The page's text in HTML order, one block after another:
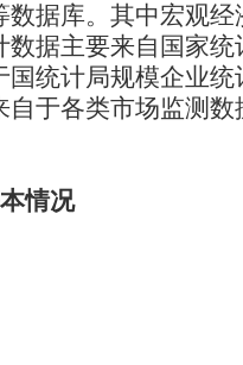
据库。其中宏观
数据主要来自国家
统计局规模企业
于各类市场监测数
情况